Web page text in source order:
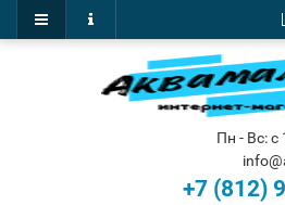
Пн - Вс: с
+7 (812)